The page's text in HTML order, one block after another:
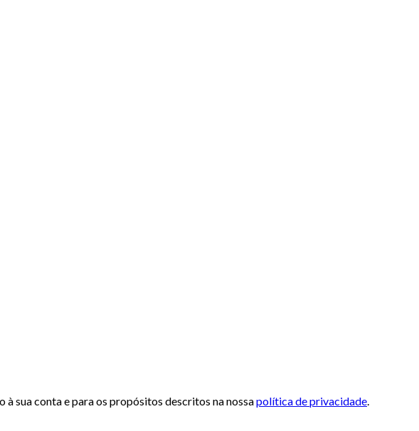
à sua conta e para os propósitos descritos na nossapolítica de privacidade.